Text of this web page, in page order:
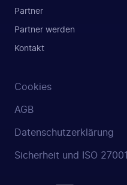
Partner
Partner werden
Kontakt
Cookies
AGB
Datenschutzerklärung
Sicherheit und ISO 27001